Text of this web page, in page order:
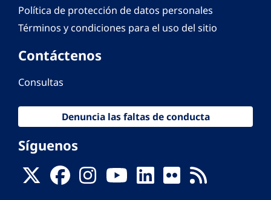
Política de protección de datos personales
Términos y condiciones para el uso del sitio
Contáctenos
Consultas
Denuncia las faltas de conducta
Síguenos